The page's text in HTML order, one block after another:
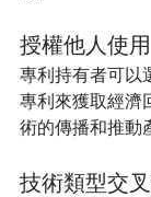
授權他人使用
專利持有者可以
專利來獲取經濟
術的傳播和推動
技術類型交